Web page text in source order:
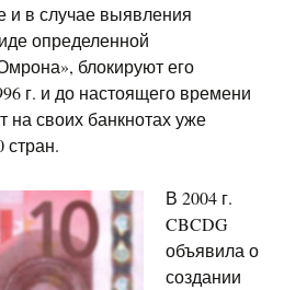
и в случае выявления
определенной
блокируют его
г. и до настоящего времени
на своих банкнотах уже
стран.
В 2004 г.
CBCDG
объявила о
создании